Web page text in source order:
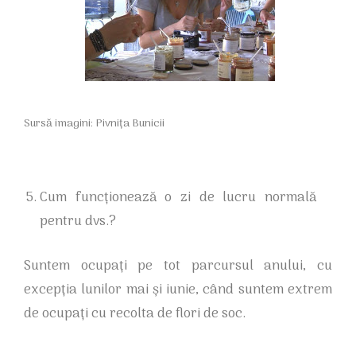
Sursă imagini: Pivnița Bunicii
Cum funcționează o zi de lucru normală
pentru dvs.?
Suntem ocupați pe tot parcursul anului, cu
excepția lunilor mai și iunie, când suntem extrem
de ocupați cu recolta de flori de soc.